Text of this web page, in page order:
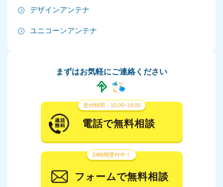
2024年6月
2024年5月
2024年3月
2024年1月
2023年12月
2023年11月
2023年10月
デザインアンテナ
ユニコーンアンテナ
まずはお気軽にご連絡ください
受付時間：10:00~19:00
電話で無料相談
24時間受付中！
フォームで無料相談